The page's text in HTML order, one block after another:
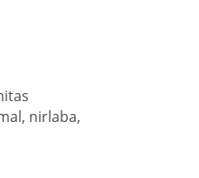
nirlaba,